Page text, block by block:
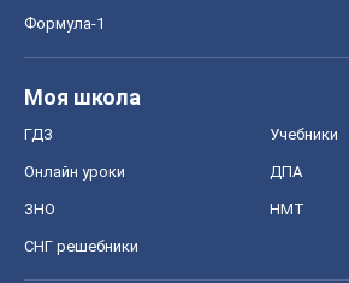
Формула-1
Моя школа
ГДЗ Учебники
Онлайн уроки ДПА
ЗНО НМТ
СНГ решебники